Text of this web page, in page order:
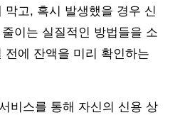
막고, 혹시 발생했을 경우 신
이는 실질적인 방법들을 소
전에 잔액을 미리 확인하는
비스를 통해 자신의 신용 상